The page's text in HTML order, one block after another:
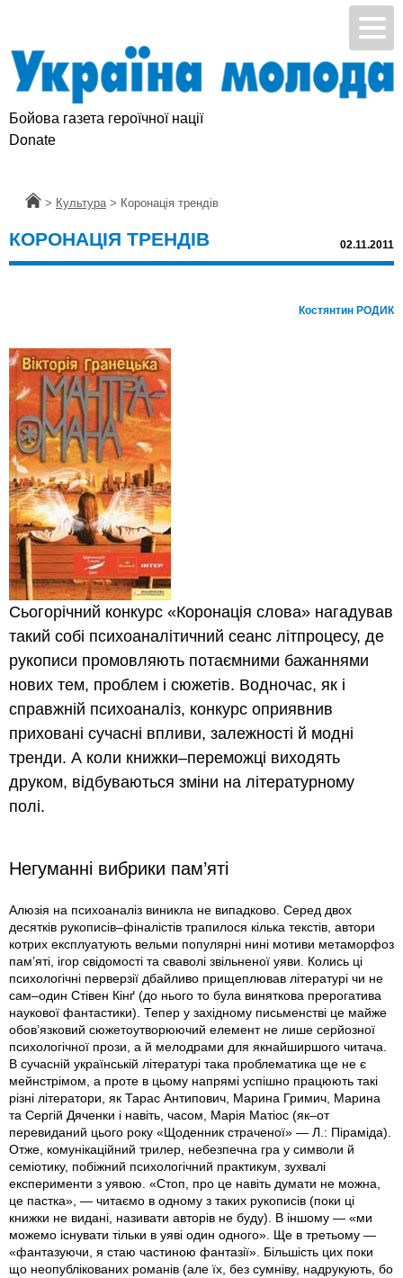
Бойова газета героїчної нації
Підтримай УМ
Головна
> Культура > Коронація трендів
КОРОНАЦІЯ ТРЕНДІВ 02.11.2011
Костянтин РОДИК
Сьогорічний конкурс «Коронація слова» нагадував
такий собі психоаналітичний сеанс літпроцесу, де
рукописи промовляють потаємними бажаннями
нових тем, проблем і сюжетів. Водночас, як і
справжній психоаналіз, конкурс оприявнив
приховані сучасні впливи, залежності й модні
тренди. А коли книжки–переможці виходять
друком, відбуваються зміни на літературному
полі.
Негуманні вибрики пам’яті
Алюзія на психоаналіз виникла не випадково. Серед двох
десятків рукописів–фіналістів трапилося кілька текстів, автори
котрих експлуатують вельми популярні нині мотиви метаморфоз
пам’яті, ігор свідомості та сваволі звільненої уяви. Колись ці
психологічні перверзії дбайливо прищеплював літературі чи не
сам–один Стівен Кінґ (до нього то була виняткова прерогатива
наукової фантастики). Тепер у західному письменстві це майже
обов’язковий сюжетоутворюючий елемент не лише серйозної
психологічної прози, а й мелодрами для якнайширшого читача.
В сучасній українській літературі така проблематика ще не є
мейнстрімом, а проте в цьому напрямі успішно працюють такі
різні літератори, як Тарас Антипович, Марина Гримич, Марина
та Сергій Дяченки і навіть, часом, Марія Матіос (як–от
перевиданий цього року «Щоденник страченої» — Л.: Піраміда).
Отже, комунікаційний трилер, небезпечна гра у символи й
семіотику, побіжний психологічний практикум, зухвалі
експерименти з уявою. «Стоп, про це навіть думати не можна,
це пастка», — читаємо в одному з таких рукописів (поки ці
книжки не видані, називати авторів не буду). В іншому — «ми
можемо існувати тільки в уяві один одного». Ще в третьому —
«фантазуючи, я стаю частиною фантазії». Більшість цих поки
що неопублікованих романів (але їх, без сумніву, надрукують, бо